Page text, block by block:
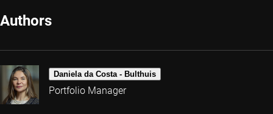
Authors
Daniela da Costa - Bulthuis
Portfolio Manager